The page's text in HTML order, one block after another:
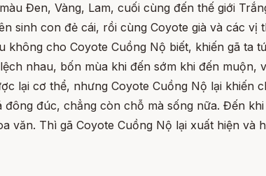
Đen, Vàng, Lam, cuối cùng đến thế giới
sinh con đẻ cái, rồi cùng Coyote già và các
không cho Coyote Cuồng Nộ biết, khiến gã ta
nhau, bốn mùa khi đến sớm khi đến
lại cơ thể, nhưng Coyote Cuồng Nộ lại khiến
đông đúc, chẳng còn chỗ mà sống nữa. Đến
văn. Thì gã Coyote Cuồng Nộ lại xuất hiện